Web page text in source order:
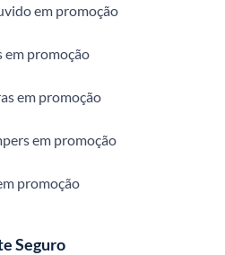
em promoção
em promoção
em promoção
em promoção
promoção
Seguro